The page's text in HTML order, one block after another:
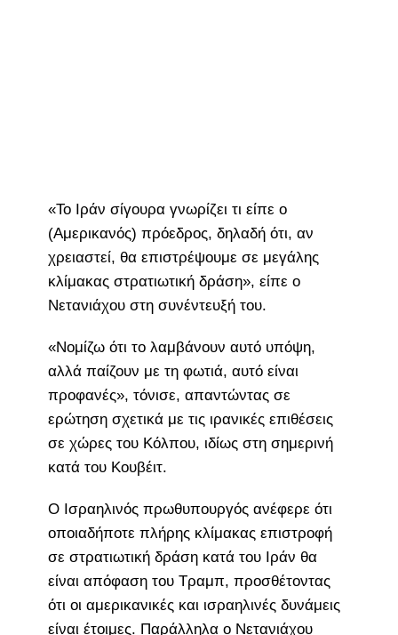
«Το Ιράν σίγουρα γνωρίζει τι είπε ο
(Αμερικανός) πρόεδρος, δηλαδή ότι, αν
χρειαστεί, θα επιστρέψουμε σε μεγάλης
κλίμακας στρατιωτική δράση», είπε ο
Νετανιάχου στη συνέντευξή του.
«Νομίζω ότι το λαμβάνουν αυτό υπόψη,
αλλά παίζουν με τη φωτιά, αυτό είναι
προφανές», τόνισε, απαντώντας σε
ερώτηση σχετικά με τις ιρανικές επιθέσεις
σε χώρες του Κόλπου, ιδίως στη σημερινή
κατά του Κουβέιτ.
Ο Ισραηλινός πρωθυπουργός ανέφερε ότι
οποιαδήποτε πλήρης κλίμακας επιστροφή
σε στρατιωτική δράση κατά του Ιράν θα
είναι απόφαση του Τραμπ, προσθέτοντας
ότι οι αμερικανικές και ισραηλινές δυνάμεις
είναι έτοιμες. Παράλληλα ο Νετανιάχου